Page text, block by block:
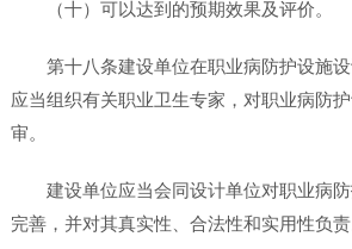
（十）可以达到的预期效果及评价。
第十八条建设单位在职业病防护设施
应当组织有关职业卫生专家，对职业病防
审。
建设单位应当会同设计单位对职业病
完善，并对其真实性、合法性和实用性负责